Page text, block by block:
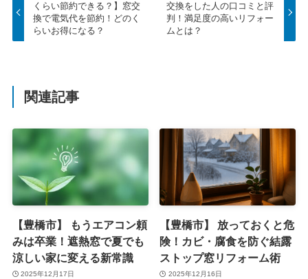
くらい節約できる？】窓交
換で電気代を節約！どのく
らいお得になる？
交換をした人の口コミと評
判！満足度の高いリフォー
ムとは？
関連記事
【豊橋市】 もうエアコン頼
みは卒業！遮熱窓で夏でも
涼しい家に変える新常識
2025年12月17日
【豊橋市】 放っておくと危
険！カビ・腐食を防ぐ結露
ストップ窓リフォーム術
2025年12月16日